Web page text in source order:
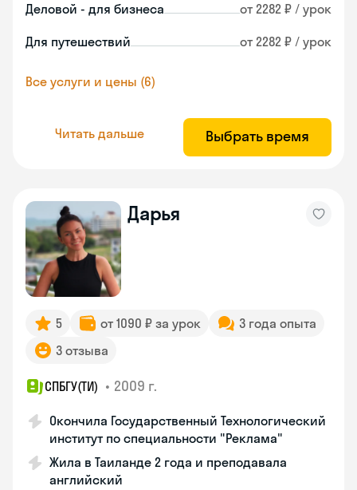
Деловой - для бизнеса от 2282 ₽ / урок
Для путешествий от 2282 ₽ / урок
Все услуги и цены (6)
Читать дальше Выбрать время
Дарья
5 от 1090 ₽ за урок
3 года опыта
3 отзыва
СПБГУ(ТИ) • 2009 г.
Окончила Государственный Технологический
институт по специальности "Реклама"
Жила в Таиланде 2 года и преподавала
английский